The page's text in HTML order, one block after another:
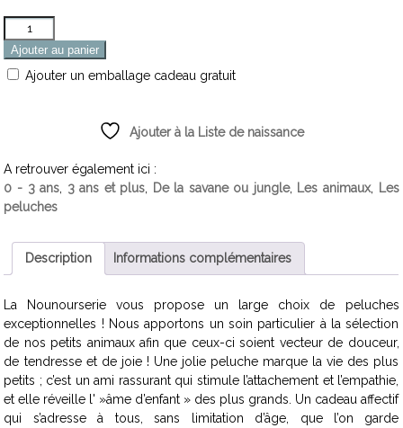
Quantité
Ajouter au panier
Ajouter un emballage cadeau gratuit
Ajouter à la Liste de naissance
A retrouver également ici :
0 - 3 ans
3 ans et plus De la savane ou jungle, Les animaux,
Les
peluches
Description Informations complémentaires
La Nounourserie vous propose un large choix de peluches
exceptionnelles ! Nous apportons un soin particulier à la sélection
de nos petits animaux afin que ceux-ci soient vecteur de douceur,
de tendresse et de joie ! Une jolie peluche marque la vie des plus
petits ; c’est un ami rassurant qui stimule l’attachement et l’empathie,
et elle réveille l' »âme d’enfant » des plus grands. Un cadeau affectif
qui s’adresse à tous, sans limitation d’âge, que l’on garde